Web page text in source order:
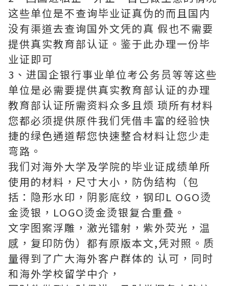
这些单位是不查询毕业证真伪的而且国内
没有渠道去查询国外文凭的真 假也不需要
提供真实教育部认证。鉴于此办理一份毕
业证即可
3、进国企银行事业单位考公务员等等这些
单位是必需要提供真实教育部认证的办理
教育部认证所需资料众多且烦 琐所有材料
您都必须提供原件我们凭借丰富的经验快
捷的绿色通道帮您快速整合材料让您少走
弯路。
我们对海外大学及学院的毕业证成绩单所
使用的材料，尺寸大小，防伪结构（包
括：隐形水印，阴影底纹，钢印L OGO烫
金烫银，LOGO烫金烫银复合重叠。
文字图案浮雕，激光镭射，紫外荧光，温
感，复印防伪）都有原版本文,凭对照。质
量得到了广大海外客户群体的 认可，同时
和海外学校留学中介，